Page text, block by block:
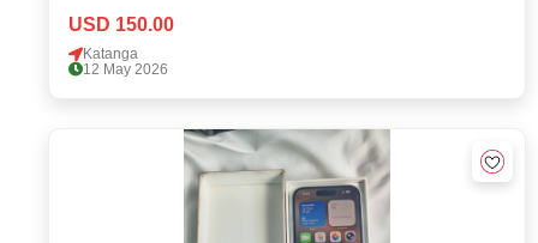
USD 150.00
Katanga
12 May 2026